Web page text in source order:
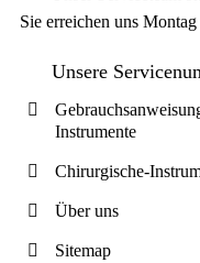
Sie erreichen uns Montag
Unsere
Instrumente
Chirurgische-
Über uns
Sitemap